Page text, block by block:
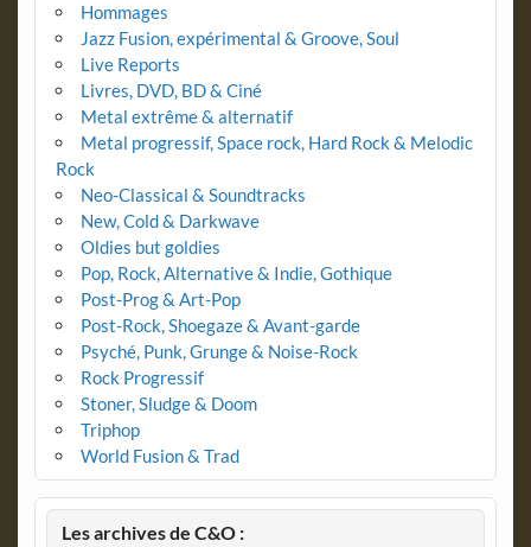
Hommages
Jazz Fusion, expérimental & Groove, Soul
Live Reports
Livres, DVD, BD & Ciné
Metal extrême & alternatif
Metal progressif, Space rock, Hard Rock & Melodic
Rock
Neo-Classical & Soundtracks
New, Cold & Darkwave
Oldies but goldies
Pop, Rock, Alternative & Indie, Gothique
Post-Prog & Art-Pop
Post-Rock, Shoegaze & Avant-garde
Psyché, Punk, Grunge & Noise-Rock
Rock Progressif
Stoner, Sludge & Doom
Triphop
World Fusion & Trad
Les archives de C&O :